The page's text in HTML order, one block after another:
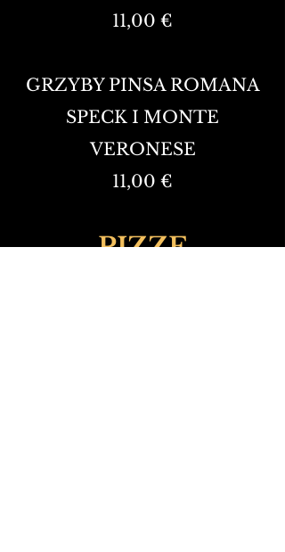
11,00 €
GRZYBY PINSA ROMANA
SPECK I MONTE
VERONESE
11,00 €
PIZZE